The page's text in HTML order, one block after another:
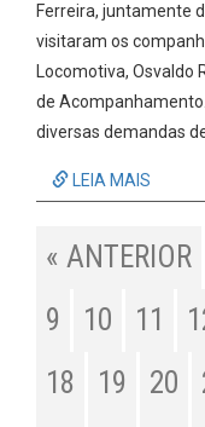
Ferreira, juntamente
visitaram os
Locomotiva, Osvaldo
de
diversas demandas
LEIA MAIS
« ANTERIOR
9
10 11
18
19 20